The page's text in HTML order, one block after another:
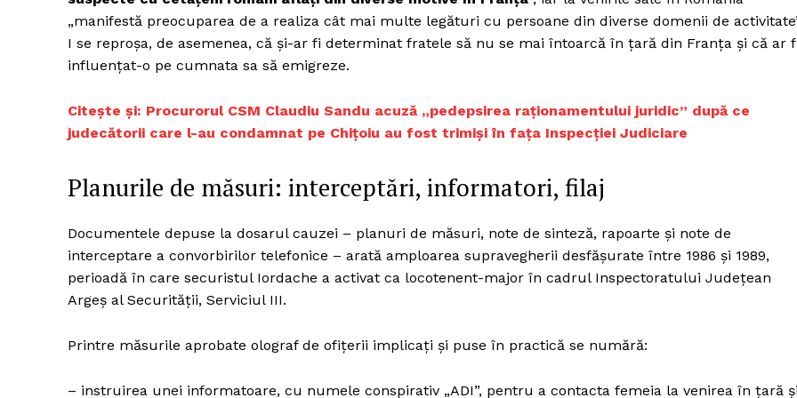
FREEDOM HOUSE
ROMÂNIA
Proiecte editoriale
Rețea
„manifestă preocuparea de a realiza cât mai multe legături cu persoane din diverse domenii de
I se reproșa, de asemenea, că și-ar fi determinat fratele să nu se mai întoarcă în țară din Franța și că ar
influențat-o pe cumnata sa să emigreze.
Citește și: Procurorul CSM Claudiu Sandu acuză „pedepsirea raționamentului juridic” după ce
judecătorii care l-au condamnat pe Chițoiu au fost trimiși în fața Inspecției Judiciare
Planurile de măsuri: interceptări, informatori, filaj
Documentele depuse la dosarul cauzei – planuri de măsuri, note de sinteză, rapoarte și note de
interceptare a convorbirilor telefonice – arată amploarea supravegherii desfășurate între 1986 și 1989,
perioadă în care securistul Iordache a activat ca locotenent-major în cadrul Inspectoratului Județean
Argeș al Securității, Serviciul III.
Printre măsurile aprobate olograf de ofițerii implicați și puse în practică se numără:
– instruirea unei informatoare, cu numele conspirativ „ADI”, pentru a contacta femeia la venirea în țară